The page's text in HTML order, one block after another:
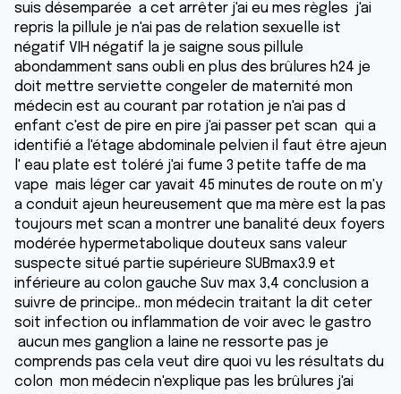
suis désemparée a cet arrêter j'ai eu mes règles j'ai
repris la pillule je n'ai pas de relation sexuelle ist
négatif VIH négatif la je saigne sous pillule
abondamment sans oubli en plus des brûlures h24 je
doit mettre serviette congeler de maternité mon
médecin est au courant par rotation je n'ai pas d
enfant c'est de pire en pire j'ai passer pet scan qui a
identifié a l'étage abdominale pelvien il faut être ajeun
l' eau plate est toléré j'ai fume 3 petite taffe de ma
vape mais léger car yavait 45 minutes de route on m'y
a conduit ajeun heureusement que ma mère est la pas
toujours met scan a montrer une banalité deux foyers
modérée hypermetabolique douteux sans valeur
suspecte situé partie supérieure SUBmax3.9 et
inférieure au colon gauche Suv max 3,4 conclusion a
suivre de principe.. mon médecin traitant la dit ceter
soit infection ou inflammation de voir avec le gastro
aucun mes ganglion a laine ne ressorte pas je
comprends pas cela veut dire quoi vu les résultats du
colon mon médecin n'explique pas les brûlures j'ai